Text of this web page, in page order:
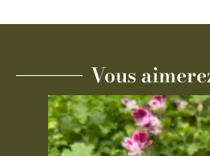
Vous